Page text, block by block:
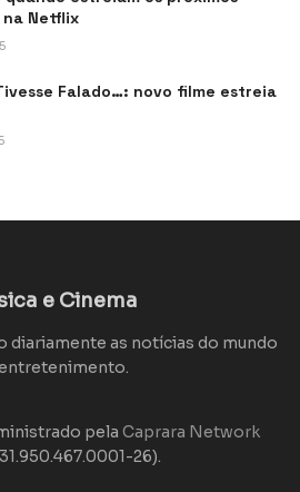
na Netflix
Falado…: novo filme estreia
e Cinema
diariamente as notícias do mundo
pela Caprara Network
26).